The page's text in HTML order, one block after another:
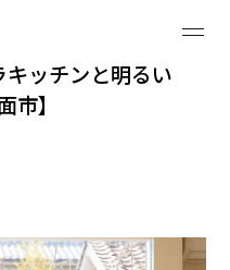
ッチンと明るい
市】